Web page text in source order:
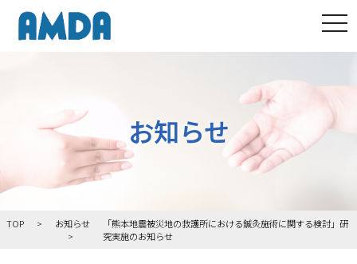
お知らせ
TOP お知らせ
「熊本地震被災地の救護所における鍼灸施術に関する検討」研
究実施のお知らせ